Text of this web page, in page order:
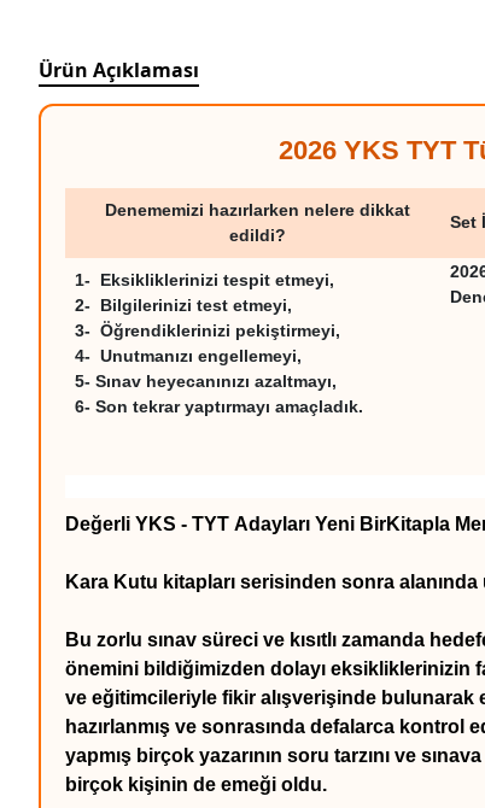
Ürün Açıklaması
2026 YKS TYT
Denememizi hazırlarken nelere dikkat
edildi?
Set
1- Eksikliklerinizi tespit etmeyi,
2- Bilgilerinizi test etmeyi,
3- Öğrendiklerinizi pekiştirmeyi,
4- Unutmanızı engellemeyi,
5- Sınav heyecanınızı azaltmayı,
6- Son tekrar yaptırmayı amaçladık.
Değerli YKS - TYT Adayları Yeni BirKitapla
Kara Kutu kitapları serisinden sonra alanında
Bu zorlu sınav süreci ve kısıtlı zamanda
önemini bildiğimizden dolayı eksikliklerinizin
ve eğitimcileriyle fikir alışverişinde bulunarak
hazırlanmış ve sonrasında defalarca kontrol
yapmış birçok yazarının soru tarzını ve
birçok kişinin de emeği oldu.